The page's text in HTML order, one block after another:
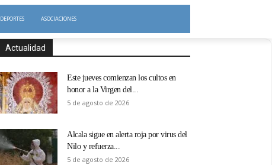
DEPORTES ASOCIACIONES
Actualidad
Este jueves comienzan los cultos en
honor a la Virgen del...
5 de agosto de 2026
Alcala sigue en alerta roja por virus del
Nilo y refuerza...
5 de agosto de 2026